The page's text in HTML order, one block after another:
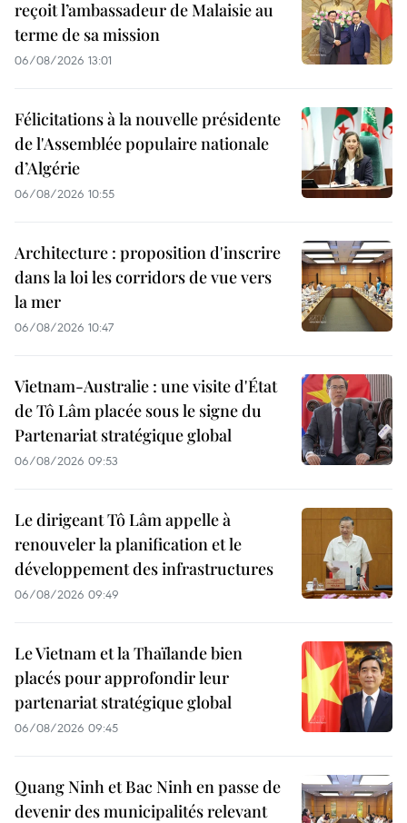
reçoit l’ambassadeur de Malaisie au
terme de sa mission
06/08/2026 13:01
Félicitations à la nouvelle présidente
de l'Assemblée populaire nationale
d’Algérie
06/08/2026 10:55
Architecture : proposition d'inscrire
dans la loi les corridors de vue vers
la mer
06/08/2026 10:47
Vietnam-Australie : une visite d'État
de Tô Lâm placée sous le signe du
Partenariat stratégique global
06/08/2026 09:53
Le dirigeant Tô Lâm appelle à
renouveler la planification et le
développement des infrastructures
06/08/2026 09:49
Le Vietnam et la Thaïlande bien
placés pour approfondir leur
partenariat stratégique global
06/08/2026 09:45
Quang Ninh et Bac Ninh en passe de
devenir des municipalités relevant